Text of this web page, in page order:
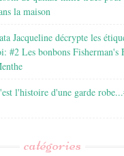
la maison
Jacqueline décrypte les
#2 Les bonbons Fisherman's
l'histoire d'une garde
catégories